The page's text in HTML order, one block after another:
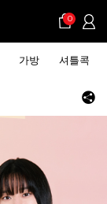
0
가방 셔틀콕